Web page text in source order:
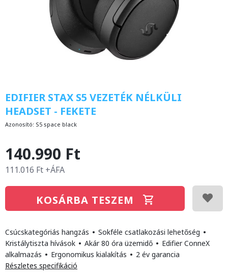
EDIFIER STAX S5 VEZETÉK NÉLKÜLI
HEADSET - FEKETE
Azonosító: S5 space black
140.990 Ft
111.016 Ft +ÁFA
KOSÁRBA TESZEM
Csúcskategóriás hangzás • Sokféle csatlakozási lehetőség •
Kristálytiszta hívások • Akár 80 óra üzemidő • Edifier ConneX
alkalmazás • Ergonomikus kialakítás • 2 év garancia
Részletes specifikáció